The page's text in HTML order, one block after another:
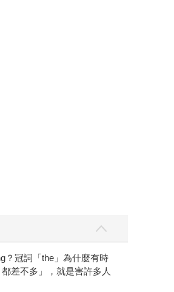
？冠詞「the」為什麼有時
差不多」，就是害許多人